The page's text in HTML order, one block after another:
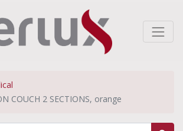
COUCH 2 SECTIONS, orange